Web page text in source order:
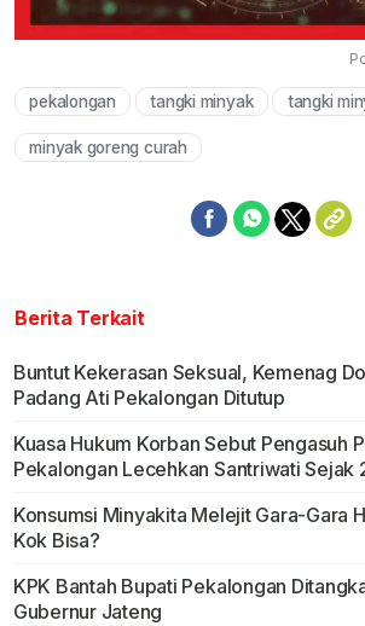
pekalongan tangki minyak tangki
minyak goreng curah
Berita Terkait
Buntut Kekerasan Seksual, Kemenag
Padang Ati Pekalongan Ditutup
Kuasa Hukum Korban Sebut Pengasuh
Pekalongan Lecehkan Santriwati Sejak
Konsumsi Minyakita Melejit Gara-Gara
Kok Bisa?
KPK Bantah Bupati Pekalongan
Gubernur Jateng